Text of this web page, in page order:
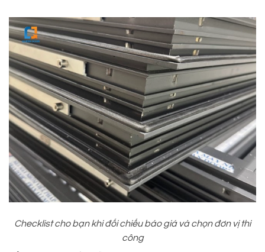
Checklist cho bạn khi đối chiếu báo giá và chọn đơn vị thi
công